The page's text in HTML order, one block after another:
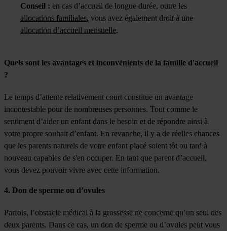
Conseil : en cas d’accueil de longue durée, outre les
allocations familiales, vous avez également droit à une
allocation d’accueil mensuelle.
Quels sont les avantages et inconvénients de la famille d'accueil
?
Le temps d’attente relativement court constitue un avantage
incontestable pour de nombreuses personnes. Tout comme le
sentiment d’aider un enfant dans le besoin et de répondre ainsi à
votre propre souhait d’enfant. En revanche, il y a de réelles chances
que les parents naturels de votre enfant placé soient tôt ou tard à
nouveau capables de s'en occuper. En tant que parent d’accueil,
vous devez pouvoir vivre avec cette information.
4. Don de sperme ou d’ovules
Parfois, l’obstacle médical à la grossesse ne concerne qu’un seul des
deux parents. Dans ce cas, un don de sperme ou d’ovules peut vous